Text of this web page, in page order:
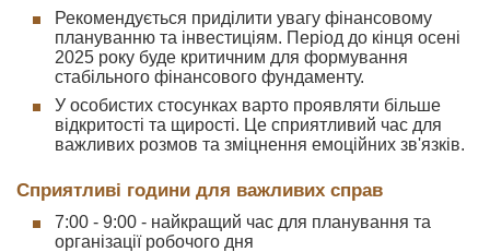
Рекомендується приділити увагу фінансовому
плануванню та інвестиціям. Період до кінця осені
2025 року буде критичним для формування
стабільного фінансового фундаменту.
У особистих стосунках варто проявляти більше
відкритості та щирості. Це сприятливий час для
важливих розмов та зміцнення емоційних зв'язків.
Сприятливі години для важливих справ
7:00 - 9:00 - найкращий час для планування та
організації робочого дня